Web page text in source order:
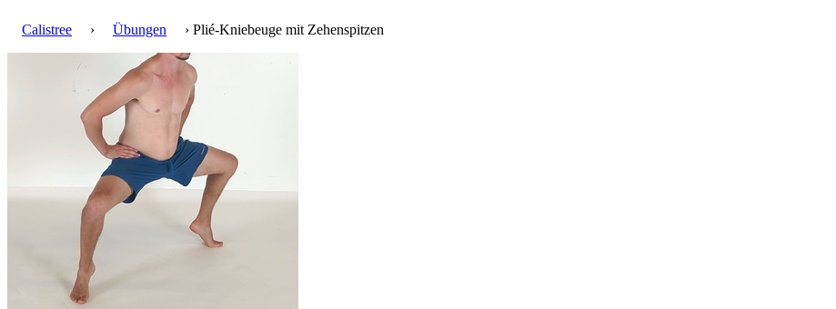
Calistree › Übungen › Plié-Kniebeuge mit Zehenspitzen